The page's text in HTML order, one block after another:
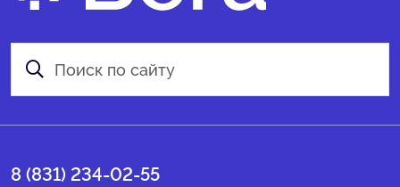
8 (831) 234-02-55